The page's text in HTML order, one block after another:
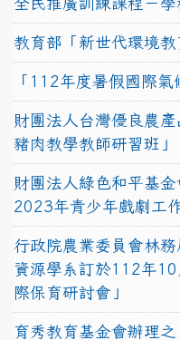
教育部「新世代環境教
「112年度暑假國際氣
財團法人台灣優良農
豬肉教學教師研習班」
財團法人綠色和平基金
2023年青少年戲劇工作
行政院農業委員會林
資源學系訂於112年
際保育研討會」
育秀教育基金會辦理